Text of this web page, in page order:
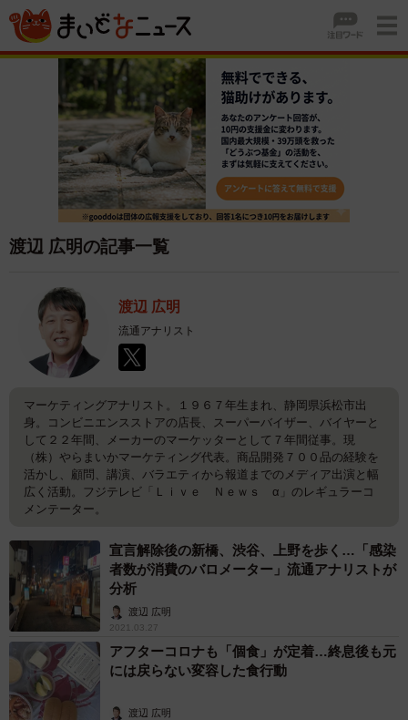
渡辺 広明の記事一覧
渡辺 広明
流通アナリスト
マーケティングアナリスト。１９６７年生まれ、静岡県浜松市出
身。コンビニエンスストアの店長、スーパーバイザー、バイヤーと
して２２年間、メーカーのマーケッターとして７年間従事。現
（株）やらまいかマーケティング代表。商品開発７００品の経験を
活かし、顧問、講演、バラエティから報道までのメディア出演と幅
広く活動。フジテレビ「Ｌｉｖｅ Ｎｅｗｓ α」のレギュラーコ
メンテーター。
宣言解除後の新橋、渋谷、上野を歩く…「感染
者数が消費のバロメーター」流通アナリストが
分析
渡辺 広明
2021.03.27
アフターコロナも「個食」が定着…終息後も元
には戻らない変容した食行動
渡辺 広明